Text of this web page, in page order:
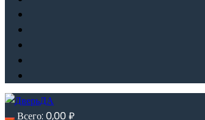
Всего: 0,00₽